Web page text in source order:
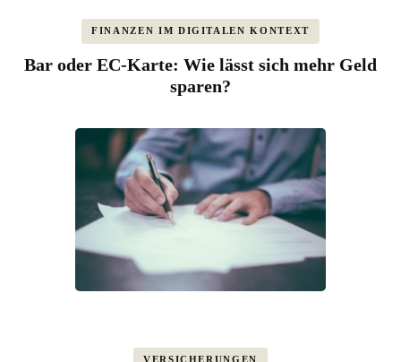
FINANZEN IM DIGITALEN KONTEXT
Bar oder EC-Karte: Wie lässt sich mehr Geld
sparen?
VERSICHERUNGEN